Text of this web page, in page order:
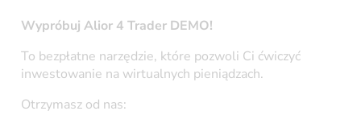
Wypróbuj Alior 4 Trader DEMO!
To bezpłatne narzędzie, które pozwoli Ci ćwiczyć
inwestowanie na wirtualnych pieniądzach.
Otrzymasz od nas: